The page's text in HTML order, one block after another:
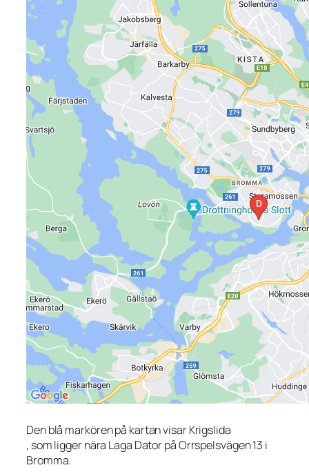
Den blå markören på kartan visar Krigslida
, som ligger nära Laga Dator på Orrspelsvägen 13 i
Bromma.